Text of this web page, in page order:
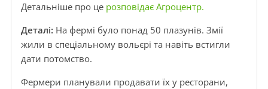
Детальніше про це розповідає Агроцентр.
Деталі: На фермі було понад 50 плазунів. Змії
жили в спеціальному вольєрі та навіть встигли
дати потомство.
Фермери планували продавати їх у ресторани,